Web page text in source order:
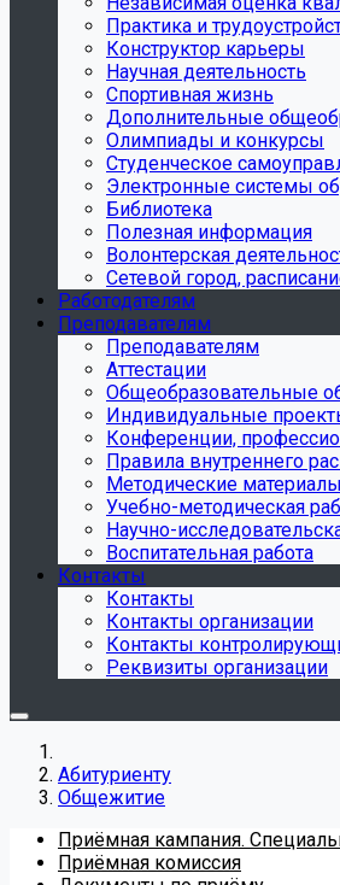
Практика и
Конструктор карьеры
Научная деятельность
Спортивная жизнь
Дополнительные
Олимпиады и конкурсы
Студенческое
Электронные системы
Библиотека
Полезная информация
Волонтерская
Сетевой город,
Работодателям
Преподавателям
Преподавателям
Аттестации
Общеобразовательные
Индивидуальные
Конференции,
Правила внутреннего
Методические материалы
Учебно-методическая
Научно-
Воспитательная работа
Контакты
Контакты
Контакты организации
Контакты
Реквизиты организации
Абитуриенту
Общежитие
Приёмная кампания.
Приёмная комиссия